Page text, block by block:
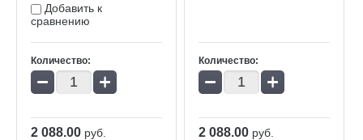
Добавить к
сравнению
Количество:
− +
2 088.00 руб.
Количество:
− +
2 088.00 руб.